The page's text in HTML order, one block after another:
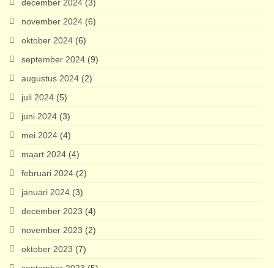
december 2024 (3)
november 2024 (6)
oktober 2024 (6)
september 2024 (9)
augustus 2024 (2)
juli 2024 (5)
juni 2024 (3)
mei 2024 (4)
maart 2024 (4)
februari 2024 (2)
januari 2024 (3)
december 2023 (4)
november 2023 (2)
oktober 2023 (7)